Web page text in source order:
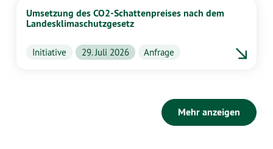
Umsetzung des CO2-Schattenpreises nach dem
Landesklimaschutzgesetz
Initiative 29. Juli 2026 Anfrage
Mehr anzeigen